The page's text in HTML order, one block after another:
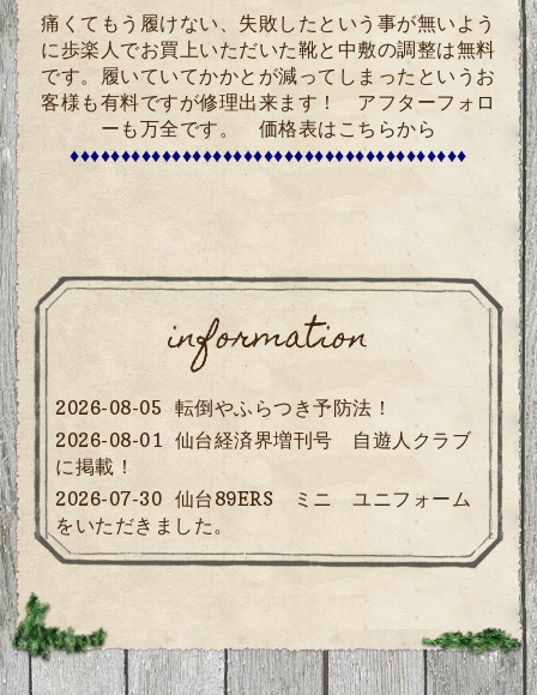
痛くてもう履けない、失敗したという事が無いよう
に歩楽人でお買上いただいた靴と中敷の調整は無料
です。履いていてかかとが減ってしまったというお
客様も有料ですが修理出来ます！ アフターフォロ
ーも万全です。 価格表はこちらから
♦♦♦♦♦♦♦♦♦♦♦♦♦♦♦♦♦♦♦♦♦♦♦♦♦♦♦♦♦♦♦♦♦♦♦♦♦♦♦
information
2026-08-05 転倒やふらつき予防法！
2026-08-01 仙台経済界増刊号 自遊人クラブ
に掲載！
2026-07-30 仙台89ERS ミニ ユニフォーム
をいただきました。